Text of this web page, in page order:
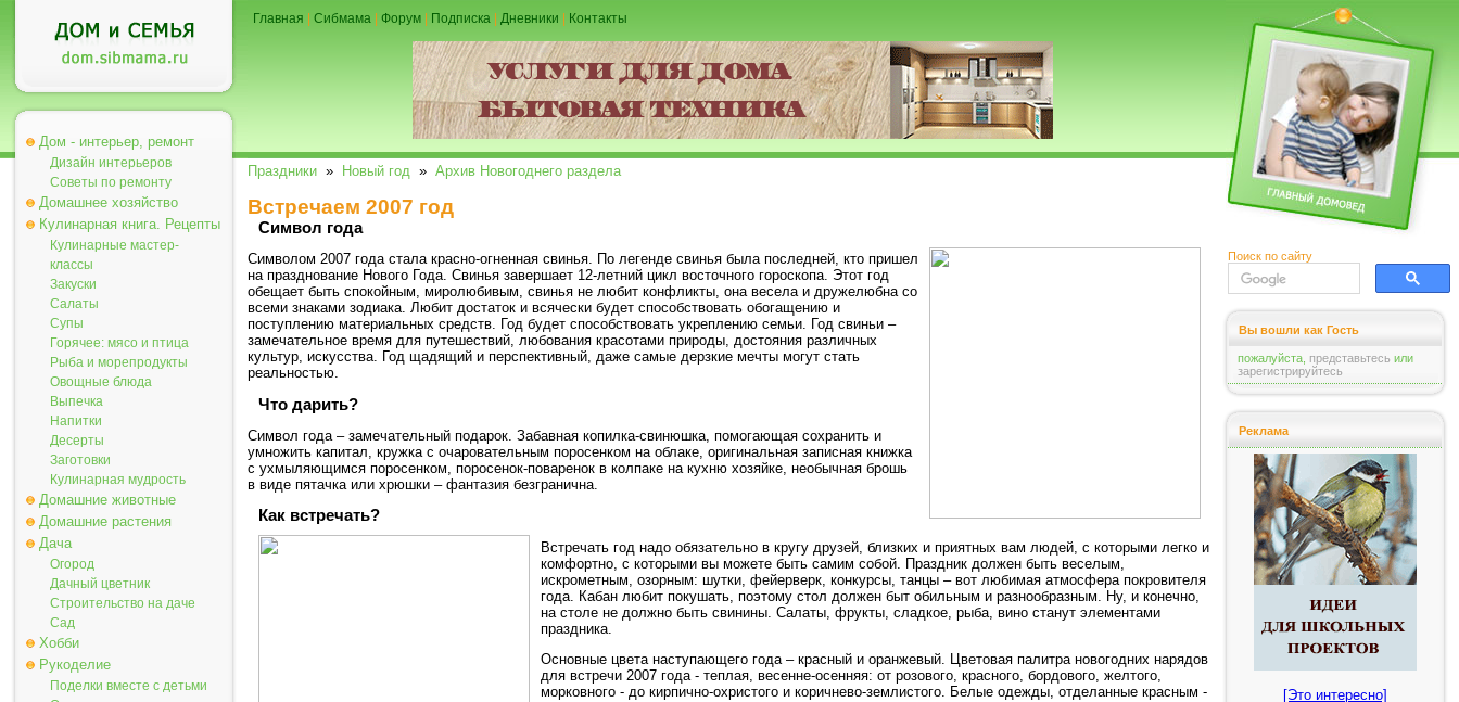
Дом - интерьер, ремонт
Дизайн интерьеров
Советы по ремонту
Домашнее хозяйство
Кулинарная книга. Рецепты
Кулинарные мастер-
классы
Закуски
Салаты
Супы
Горячее: мясо и птица
Рыба и морепродукты
Овощные блюда
Выпечка
Напитки
Десерты
Заготовки
Кулинарная мудрость
Домашние животные
Домашние растения
Дача
Огород
Дачный цветник
Строительство на даче
Сад
Хобби
Рукоделие
Поделки вместе с детьми
Главная Сибмама Форум Подписка Дневники Контакты
Праздники » Новый год » Архив Новогоднего раздела
Встречаем 2007 год
Символ года
Символом 2007 года стала красно-огненная свинья. По легенде свинья была последней, кто пришел
на празднование Нового Года. Свинья завершает 12-летний цикл восточного гороскопа. Этот год
обещает быть спокойным, миролюбивым, свинья не любит конфликты, она весела и дружелюбна со
всеми знаками зодиака. Любит достаток и всячески будет способствовать обогащению и
поступлению материальных средств. Год будет способствовать укреплению семьи. Год свиньи –
замечательное время для путешествий, любования красотами природы, достояния различных
культур, искусства. Год щадящий и перспективный, даже самые дерзкие мечты могут стать
реальностью.
Что дарить?
Символ года – замечательный подарок. Забавная копилка-свинюшка, помогающая сохранить и
умножить капитал, кружка с очаровательным поросенком на облаке, оригинальная записная книжка
с ухмыляющимся поросенком, поросенок-поваренок в колпаке на кухню хозяйке, необычная брошь
в виде пятачка или хрюшки – фантазия безгранична.
Как встречать?
Встречать год надо обязательно в кругу друзей, близких и приятных вам людей, с которыми легко и
комфортно, с которыми вы можете быть самим собой. Праздник должен быть веселым,
искрометным, озорным: шутки, фейерверк, конкурсы, танцы – вот любимая атмосфера покровителя
года. Кабан любит покушать, поэтому стол должен быт обильным и разнообразным. Ну, и конечно,
на столе не должно быть свинины. Салаты, фрукты, сладкое, рыба, вино станут элементами
праздника.
Основные цвета наступающего года – красный и оранжевый. Цветовая палитра новогодних нарядов
для встречи 2007 года - теплая, весенне-осенняя: от розового, красного, бордового, желтого,
морковного - до кирпично-охристого и коричнево-землистого. Белые одежды, отделанные красным -
Поиск по сайту
Вы вошли как Гость
пожалуйста, представьтесь или
зарегистрируйтесь
Реклама
[Это интересно]